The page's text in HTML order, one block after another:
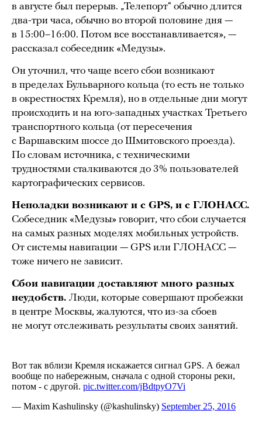
в августе был перерыв. „Телепорт“ обычно длится
два-три часа, обычно во второй половине дня —
в 15:00–16:00. Потом все восстанавливается», —
рассказал собеседник «Медузы».
Он уточнил, что чаще всего сбои возникают
в пределах Бульварного кольца (то есть не только
в окрестностях Кремля), но в отдельные дни могут
происходить и на юго-западных участках Третьего
транспортного кольца (от пересечения
с Варшавским шоссе до Шмитовского проезда).
По словам источника, с техническими
трудностями сталкиваются до 3% пользователей
картографических сервисов.
Неполадки возникают и с GPS, и с ГЛОНАСС.
Собеседник «Медузы» говорит, что сбои случается
на самых разных моделях мобильных устройств.
От системы навигации — GPS или ГЛОНАСС —
тоже ничего не зависит.
Сбои навигации доставляют много разных
неудобств. Люди, которые совершают пробежки
в центре Москвы, жалуются, что из-за сбоев
не могут отслеживать результаты своих занятий.